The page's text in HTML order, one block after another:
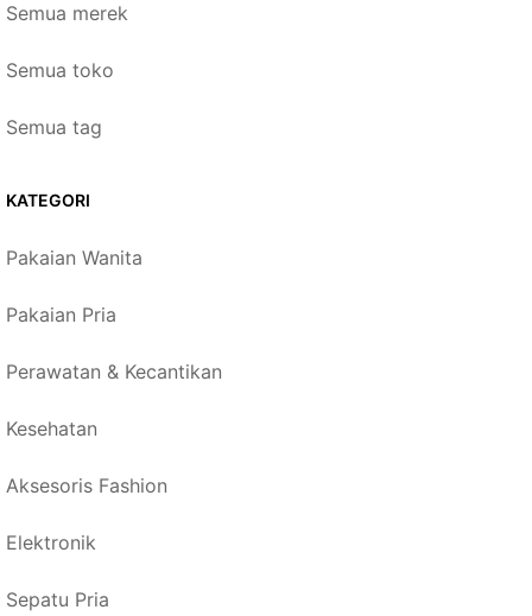
Semua merek
Semua toko
Semua tag
KATEGORI
Pakaian Wanita
Pakaian Pria
Perawatan & Kecantikan
Kesehatan
Aksesoris Fashion
Elektronik
Sepatu Pria